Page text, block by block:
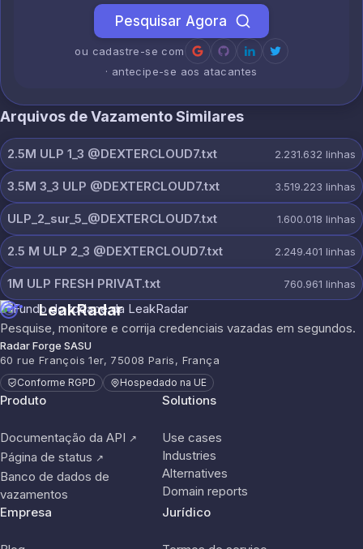
Pesquisar Agora
ou cadastre-se com
· antecipe-se aos atacantes
Arquivos de Vazamento Similares
2.5M ULP 1_3 @DEXTERCLOUD7.txt 2.231.632 linhas
3.5M 3_3 ULP @DEXTERCLOUD7.txt 3.519.223 linhas
ULP_2_sur_5_@DEXTERCLOUD7.txt 1.600.018 linhas
2.5 M ULP 2_3 @DEXTERCLOUD7.txt 2.249.401 linhas
1M ULP FRESH PRIVAT.txt 760.961 linhas
LeakRadar
Pesquise, monitore e corrija credenciais vazadas em segundos.
Radar Forge SASU
60 rue François 1er, 75008 Paris, França
Conforme RGPD Hospedado na UE
Produto
Documentação da API ↗
Página de status ↗
Banco de dados de
vazamentos
Solutions
Use cases
Industries
Alternatives
Domain reports
Empresa
Jurídico